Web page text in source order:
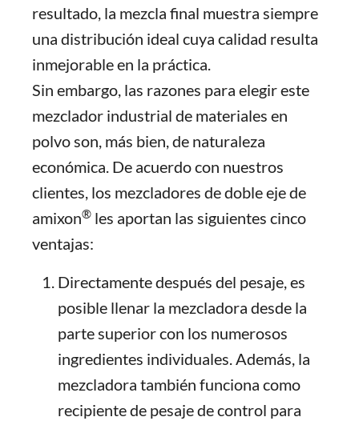
resultado, la mezcla final muestra siempre
una distribución ideal cuya calidad resulta
inmejorable en la práctica.
Sin embargo, las razones para elegir este
mezclador industrial de materiales en
polvo son, más bien, de naturaleza
económica. De acuerdo con nuestros
clientes, los mezcladores de doble eje de
amixon® les aportan las siguientes cinco
ventajas:
Directamente después del pesaje, es
posible llenar la mezcladora desde la
parte superior con los numerosos
ingredientes individuales. Además, la
mezcladora también funciona como
recipiente de pesaje de control para